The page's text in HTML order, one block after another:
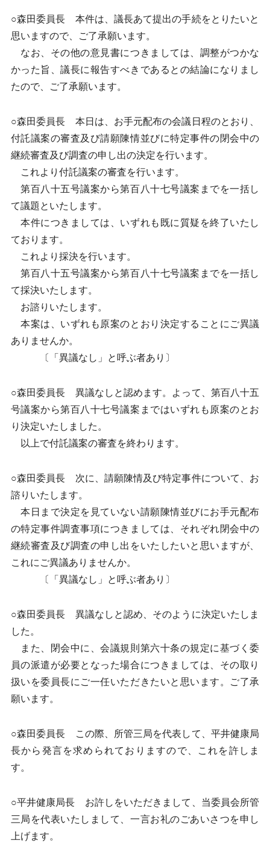
○森田委員長 本件は、議長あて提出の手続をとりたいと
思いますので、ご了承願います。
なお、その他の意見書につきましては、調整がつかな
かった旨、議長に報告すべきであるとの結論になりまし
たので、ご了承願います。
○森田委員長 本日は、お手元配布の会議日程のとおり、
付託議案の審査及び請願陳情並びに特定事件の閉会中の
継続審査及び調査の申し出の決定を行います。
これより付託議案の審査を行います。
第百八十五号議案から第百八十七号議案までを一括し
て議題といたします。
本件につきましては、いずれも既に質疑を終了いたし
ております。
これより採決を行います。
第百八十五号議案から第百八十七号議案までを一括し
て採決いたします。
お諮りいたします。
本案は、いずれも原案のとおり決定することにご異議
ありませんか。
〔「異議なし」と呼ぶ者あり〕
○森田委員長 異議なしと認めます。よって、第百八十五
号議案から第百八十七号議案まではいずれも原案のとお
り決定いたしました。
以上で付託議案の審査を終わります。
○森田委員長 次に、請願陳情及び特定事件について、お
諮りいたします。
本日まで決定を見ていない請願陳情並びにお手元配布
の特定事件調査事項につきましては、それぞれ閉会中の
継続審査及び調査の申し出をいたしたいと思いますが、
これにご異議ありませんか。
〔「異議なし」と呼ぶ者あり〕
○森田委員長 異議なしと認め、そのように決定いたしま
した。
また、閉会中に、会議規則第六十条の規定に基づく委
員の派遣が必要となった場合につきましては、その取り
扱いを委員長にご一任いただきたいと思います。ご了承
願います。
○森田委員長 この際、所管三局を代表して、平井健康局
長から発言を求められておりますので、これを許しま
す。
○平井健康局長 お許しをいただきまして、当委員会所管
三局を代表いたしまして、一言お礼のごあいさつを申し
上げます。